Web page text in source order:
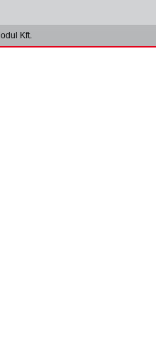
Kft.